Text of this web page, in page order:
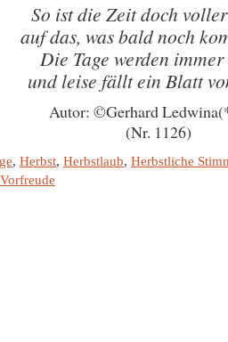
So ist die Zeit doch
auf das, was bald noch
Die Tage werden
und leise fällt ein Blatt
Autor: ©Gerhard
(Nr. 1126)
, Herbst, Herbstlaub, Herbstliche
Vorfreude